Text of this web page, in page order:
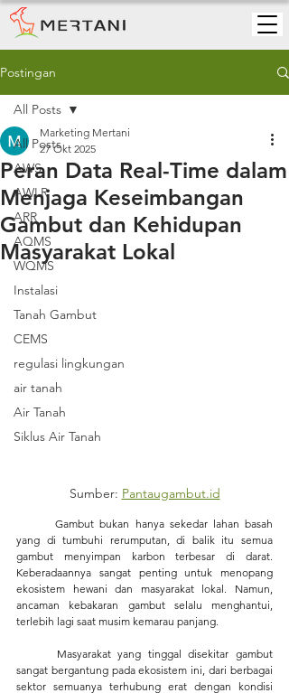
Postingan
All Posts
AWS
AWLR
ARR
AQMS
WQMS
Instalasi
Tanah Gambut
CEMS
regulasi lingkungan
air tanah
Air Tanah
Siklus Air Tanah
All Posts
Peran Data Real-Time dalam
Menjaga Keseimbangan
Gambut dan Kehidupan
Masyarakat Lokal
Marketing Mertani
27 Okt 2025
Sumber: Pantaugambut.id
	Gambut bukan hanya sekedar lahan basah
yang di tumbuhi rerumputan, di balik itu semua
gambut menyimpan karbon terbesar di darat.
Keberadaannya sangat penting untuk menopang
ekosistem hewani dan masyarakat lokal. Namun,
ancaman kebakaran gambut selalu menghantui,
terlebih lagi saat musim kemarau panjang.
sangat bergantung pada ekosistem ini, dari berbagai
sektor semuanya terhubung erat dengan kondisi